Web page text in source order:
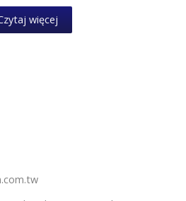
więcej